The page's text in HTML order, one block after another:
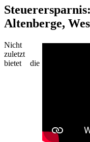
Altenberge,
Nicht
zuletzt
bietet die